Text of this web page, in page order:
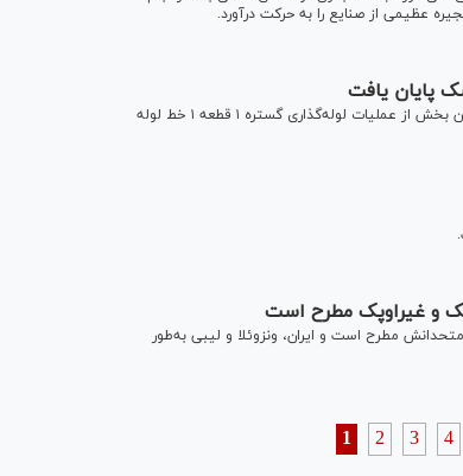
عظیمی از صنایع را به حرکت درآورد.
مدیر اجرایی گستره ۱ قطعه ۱ خط لوله انتقال نفت از گوره به جاسک بیان داشت: آخرین بخش از عملیات لوله‌گذاری گستره ۱ قطعه ۱ خط لوله
نفت اوپک و متحدانش مطرح است و ایران، ونزوئلا و لیبی به‌طور
1 2 3 4